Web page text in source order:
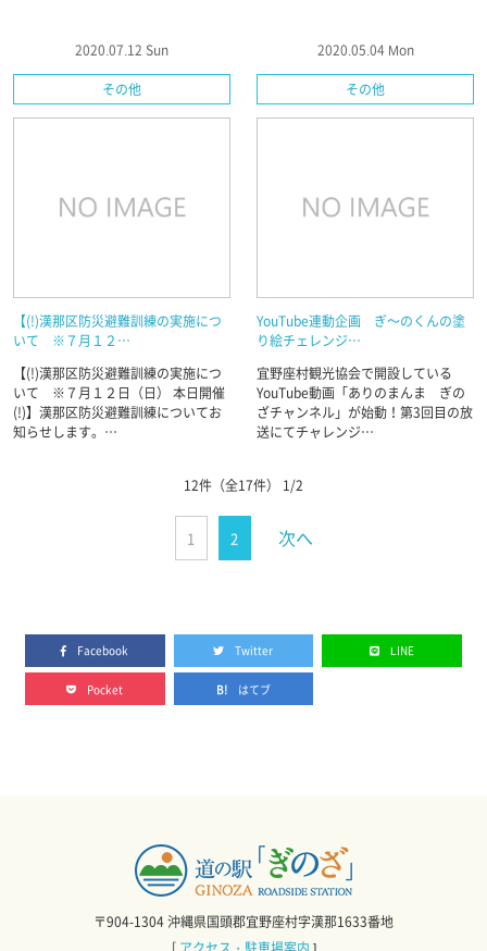
2020.07.12 Sun
その他
【(!)漢那区防災避難訓練の実施につ
いて ※７月１２…
【(!)漢那区防災避難訓練の実施につ
いて ※７月１２日（日） 本日開催
(!)】漢那区防災避難訓練についてお
知らせします。…
2020.05.04 Mon
その他
YouTube連動企画 ぎ～のくんの塗
り絵チェレンジ…
宜野座村観光協会で開設している
YouTube動画「ありのまんま ぎの
ざチャンネル」が始動！第3回目の放
送にてチャレンジ…
12件（全17件） 1/2
1 2 次へ
Facebook Twitter LINE
Pocket はてブ
〒904-1304 沖縄県国頭郡宜野座村字漢那1633番地